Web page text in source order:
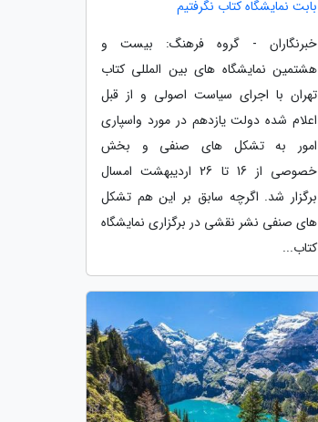
بابت نمایشگاه کتاب نگرفتیم
خبرنگاران - گروه فرهنگ: بیست و
هشتمین نمایشگاه های بین المللی کتاب
تهران با اجرای سیاست اصولی و از قبل
اعلام شده دولت یازدهم در مورد واسپاری
امور به تشکل های صنفی و بخش
خصوصی از 16 تا 26 اردیبهشت امسال
برگزار شد. اگرچه سابق بر این هم تشکل
های صنفی نشر نقشی در برگزاری نمایشگاه
کتاب...